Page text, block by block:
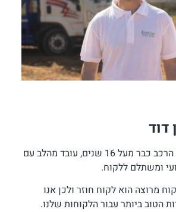
דוד
שי, מומחה בתחום הרכב כבר מעל 16 שנים, עובד מהלב עם
ומשתלם ללקוח.
מרוצה הוא לקוח חוזר ולכן אנו
הטוב ביותר עבור הלקוחות שלנו.